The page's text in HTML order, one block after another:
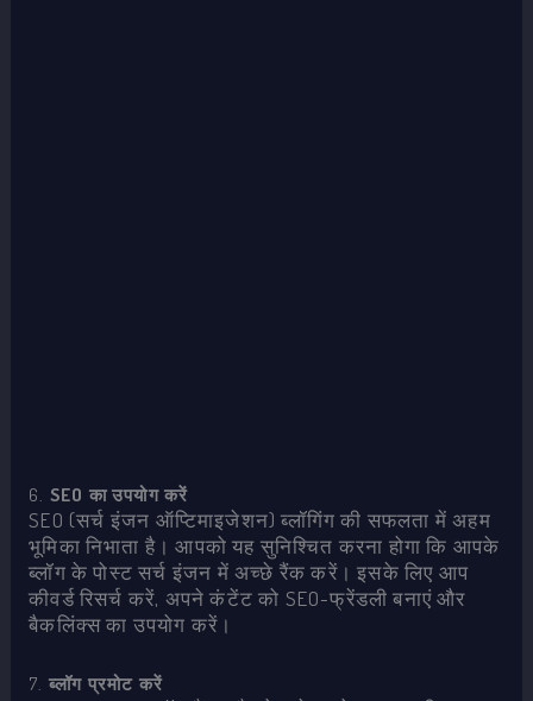
6. SEO का उपयोग करें
SEO (सर्च इंजन ऑप्टिमाइजेशन) ब्लॉगिंग की सफलता में अहम
भूमिका निभाता है। आपको यह सुनिश्चित करना होगा कि आपके
ब्लॉग के पोस्ट सर्च इंजन में अच्छे रैंक करें। इसके लिए आप
कीवर्ड रिसर्च करें, अपने कंटेंट को SEO-फ्रेंडली बनाएं और
बैकलिंक्स का उपयोग करें।
7. ब्लॉग प्रमोट करें